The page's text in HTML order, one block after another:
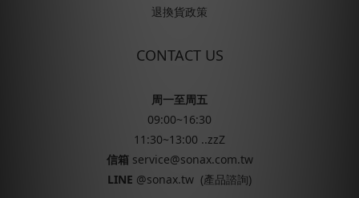
退換貨政策
CONTACT US
周一至周五
09:00~16:30
11:30~13:00 ..zzZ
信箱service@sonax.com.tw
LINE @sonax.tw (產品諮詢)